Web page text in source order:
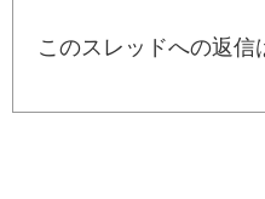
このスレッドへの返信